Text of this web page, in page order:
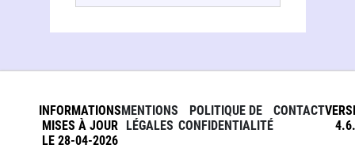
INFORMATIONS
MISES À JOUR
LE 28-04-2026
MENTIONS
LÉGALES
POLITIQUE DE
CONFIDENTIALITÉ
CONTACT